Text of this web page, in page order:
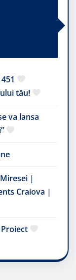
tău!
va lansa
|
Craiova |